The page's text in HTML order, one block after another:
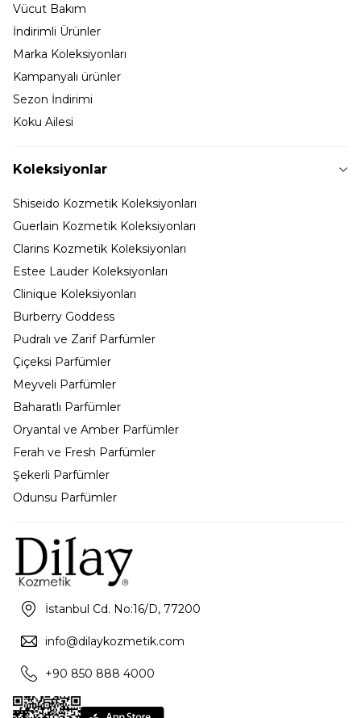
Vücut Bakım
İndirimli Ürünler
Marka Koleksiyonları
Kampanyalı ürünler
Sezon İndirimi
Koku Ailesi
Koleksiyonlar
Shiseido Kozmetik Koleksiyonları
Guerlain Kozmetik Koleksiyonları
Clarins Kozmetik Koleksiyonları
Estee Lauder Koleksiyonları
Clinique Koleksiyonları
Burberry Goddess
Pudralı ve Zarif Parfümler
Çiçeksi Parfümler
Meyveli Parfümler
Baharatlı Parfümler
Oryantal ve Amber Parfümler
Ferah ve Fresh Parfümler
Şekerli Parfümler
Odunsu Parfümler
İstanbul Cd. No:16/D, 77200
info@dilaykozmetik.com
+90 850 888 4000